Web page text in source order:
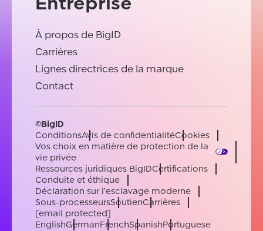
À propos de BigID
Carrières
Lignes directrices de la marque
Contact
©BigID
ConditionsAvis de confidentialitéCookies
Vos choix en matière de protection de la
vie privée
Ressources juridiques BigIDCertifications
Conduite et éthique
Déclaration sur l'esclavage moderne
Sous-processeursSoutienCarrières
[email protected]
EnglishGermanFrenchSpanishPortuguese